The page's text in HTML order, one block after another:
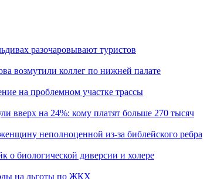
разочаровывают туристов
возмутили коллег по нижней палате
на проблемном участке трассы
вверх на 24%: кому платят больше 270 тысяч
неполноценной из-за библейского ребра
о биологической диверсии и холере
на льготы по ЖКХ